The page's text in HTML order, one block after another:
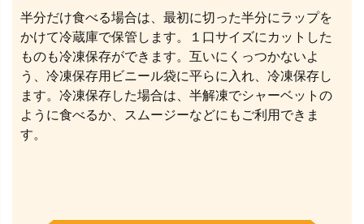
半分だけ食べる場合は、最初に切った半分にラップを
かけて冷蔵庫で保管します。１口サイズにカットした
ものも冷凍保存ができます。互いにくっつかないよ
う、冷凍保存用ビニール袋に平らに入れ、冷凍保存し
ます。冷凍保存した場合は、半解凍でシャーベットの
ように食べるか、スムージーなどにもご利用できま
す。